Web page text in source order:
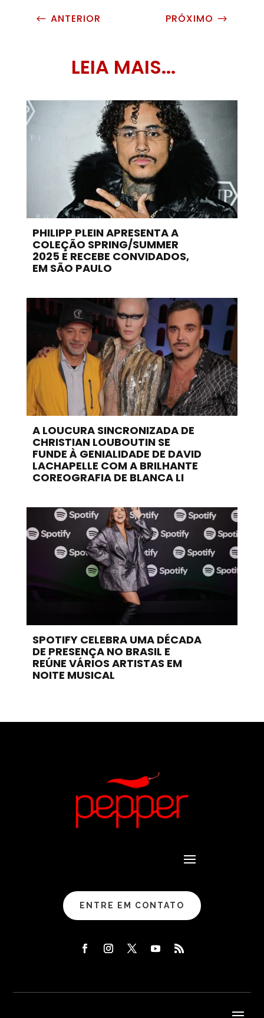
# ANTERIOR PRÓXIMO $
LEIA MAIS...
PHILIPP PLEIN APRESENTA A
COLEÇÃO SPRING/SUMMER
2025 E RECEBE CONVIDADOS,
EM SÃO PAULO
A LOUCURA SINCRONIZADA DE
CHRISTIAN LOUBOUTIN SE
FUNDE À GENIALIDADE DE DAVID
LACHAPELLE COM A BRILHANTE
COREOGRAFIA DE BLANCA LI
SPOTIFY CELEBRA UMA DÉCADA
DE PRESENÇA NO BRASIL E
REÚNE VÁRIOS ARTISTAS EM
NOITE MUSICAL
ENTRE EM CONTATO